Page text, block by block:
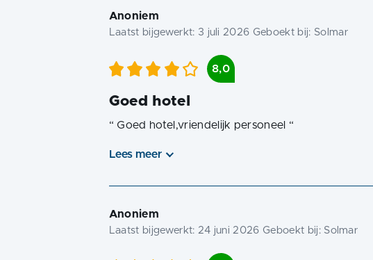
Anoniem
Laatst bijgewerkt: 3 juli 2026 Geboekt bij: Solmar
8,0
Goed hotel
“ Goed hotel,vriendelijk personeel “
Lees meer
Anoniem
Laatst bijgewerkt: 24 juni 2026 Geboekt bij: Solmar